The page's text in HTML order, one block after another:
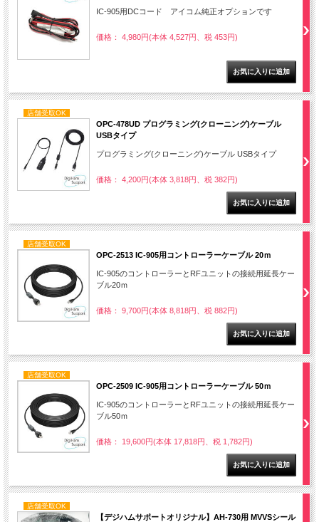
IC-905用DCコード アイコム純正オプションです
価格： 4,980円(本体 4,527円、税 453円)
店舗受取OK
OPC-478UD プログラミング(クローニング)ケーブル
USBタイプ
プログラミング(クローニング)ケーブル USBタイプ
価格： 4,200円(本体 3,818円、税 382円)
店舗受取OK
OPC-2513 IC-905用コントローラーケーブル 20ｍ
IC-905のコントローラーとRFユニットの接続用延長ケー
ブル20ｍ
価格： 9,700円(本体 8,818円、税 882円)
店舗受取OK
OPC-2509 IC-905用コントローラーケーブル 50ｍ
IC-905のコントローラーとRFユニットの接続用延長ケー
ブル50ｍ
価格： 19,600円(本体 17,818円、税 1,782円)
店舗受取OK
【デジハムサポートオリジナル】AH-730用 MVVSシール